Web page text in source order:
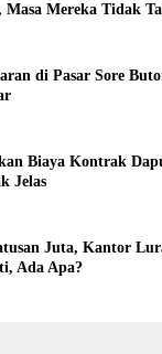
Masa Mereka Tidak
di Pasar Sore
Biaya Kontrak
Jelas
Juta, Kantor
Ada Apa?